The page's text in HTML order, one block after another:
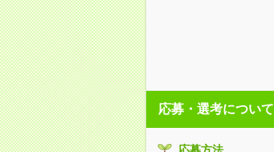
応募・選考について
応募方法